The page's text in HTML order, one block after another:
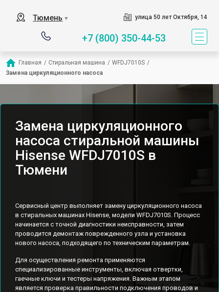
Тюмень ▼ улица 50 лет Октября, 14
+7 (800) 350-44-53
Главная / Стиральная машина / WFDJ7010S /
Замена циркуляционного насоса
Замена циркуляционного
насоса стиральной машины
Hisense WFDJ7010S в
Тюмени
Сервисный центр выполняет замену циркуляционного насоса
в стиральных машинах Hisense, модели WFDJ7010S. Процесс
начинается с точной диагностики неисправности, затем
проводится демонтаж поврежденного узла и установка
нового насоса, подходящего по техническим параметрам.
Для осуществления ремонта применяются
специализированные инструменты, включая отвертки,
гаечные ключи и тестеры напряжения. Важным этапом
является проверка правильности подключения проводов и